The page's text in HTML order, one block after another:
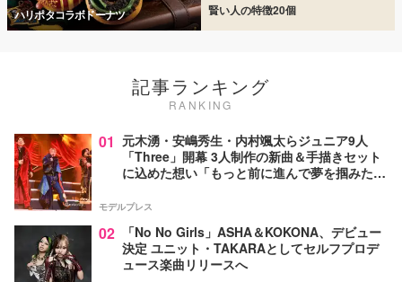
ハリポタコラボドーナツ 賢い人の特徴20個
記事ランキング
RANKING
01 元木湧・安嶋秀生・内村颯太らジュニア9人
「Three」開幕 3人制作の新曲＆手描きセット
に込めた想い「もっと前に進んで夢を掴みた
モデルプレス
02
「No No Girls」ASHA＆KOKONA、デビュー
決定 ユニット・TAKARAとしてセルフプロデ
ュース楽曲リリースへ